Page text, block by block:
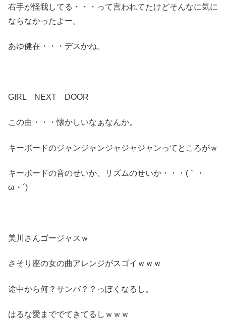
右手が怪我してる・・・って言われてたけどそんなに気に
ならなかったよー。
あゆ健在・・・デスかね。
GIRL NEXT DOOR
この曲・・・懐かしいなぁなんか。
キーボードのジャンジャンジャジャジャンってところがｗ
キーボードの音のせいか、リズムのせいか・・・(｀・
ω・´)
美川さんゴージャスｗ
さそり座の女の曲アレンジがスゴイｗｗｗ
途中から何？サンバ？？っぽくなるし。
はるな愛まででてきてるしｗｗｗ